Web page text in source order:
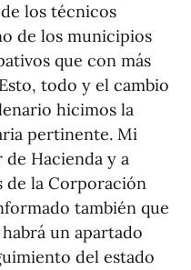
los técnicos
de los municipios
que con más
todo y el cambio
hicimos la
pertinente. Mi
Hacienda y a
de la Corporación
también que
un apartado
del estado